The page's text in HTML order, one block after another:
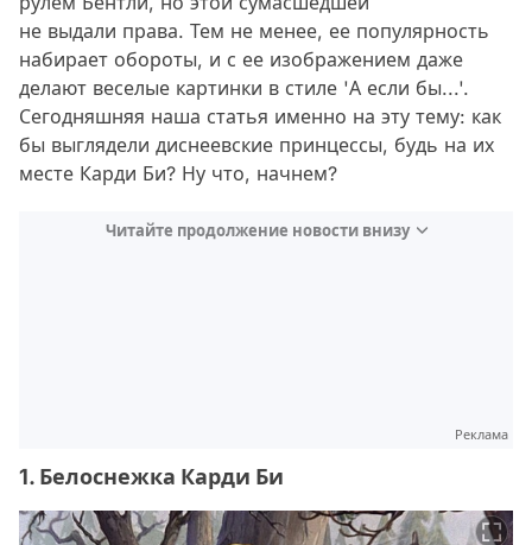
не выдали права. Тем не менее, ее популярность
набирает обороты, и с ее изображением даже
делают веселые картинки в стиле 'А если бы...'.
Сегодняшняя наша статья именно на эту тему: как
бы выглядели диснеевские принцессы, будь на их
месте Карди Би? Ну что, начнем?
Читайте продолжение новости внизу
Реклама
1. Белоснежка Карди Би